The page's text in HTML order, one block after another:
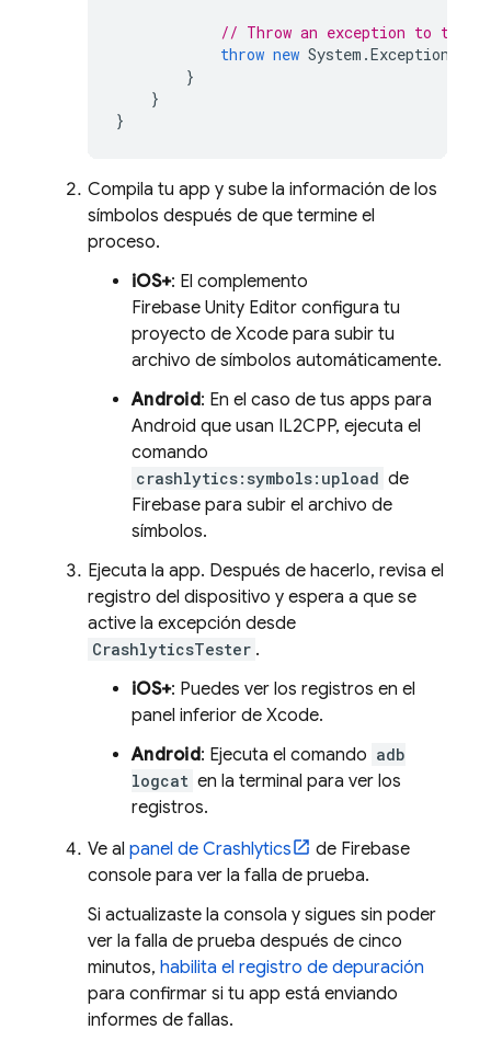
// Throw an exception to test
throw new System .Exception
}
}
}
Compila tu app y sube la información de los
símbolos después de que termine el
proceso.
iOS+: El complemento
Firebase Unity Editor configura tu
proyecto de Xcode para subir tu
archivo de símbolos automáticamente.
Android: En el caso de tus apps para
Android que usan IL2CPP, ejecuta el
comando
crashlytics:symbols:upload de
Firebase para subir el archivo de
símbolos.
Ejecuta la app. Después de hacerlo, revisa el
registro del dispositivo y espera a que se
active la excepción desde
CrashlyticsTester .
iOS+: Puedes ver los registros en el
panel inferior de Xcode.
Android: Ejecuta el comando adb
logcat en la terminal para ver los
registros.
Ve al panel de Crashlytics de Firebase
console para ver la falla de prueba.
Si actualizaste la consola y sigues sin poder
ver la falla de prueba después de cinco
minutos, habilita el registro de depuración
para confirmar si tu app está enviando
informes de fallas.